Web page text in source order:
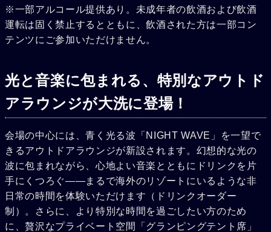
※一部アルコール提供あり。未成年者の飲酒および飲酒
運転は固く禁止するとともに、飲酒された方は一部コン
テンツにご参加いただけません。
光と音楽に包まれる、特別なアウトド
アラウンジが大洗に登場！
会場の中心には、青く光る波「NIGHT WAVE」を一望で
きるアウトドアラウンジが新設されます。幻想的な光の
波に包まれながら、心地よい音楽とともにドリンクを片
手にくつろぐ――まるで海外のリゾートにいるような非
日常の時間を体験いただけます（ドリンクオーダー
制）。さらに、より特別な時間を過ごしたい方のため
に、贅沢なプライベート空間「グランピングテント席」